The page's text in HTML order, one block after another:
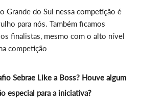
Grande do Sul nessa competição é
para nós. Também ficamos
finalistas, mesmo com o alto nível
competição
Sebrae Like a Boss? Houve algum
especial para a iniciativa?